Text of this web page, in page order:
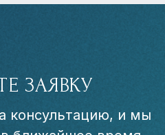
ЗАЯВКУ
консультацию, и мы